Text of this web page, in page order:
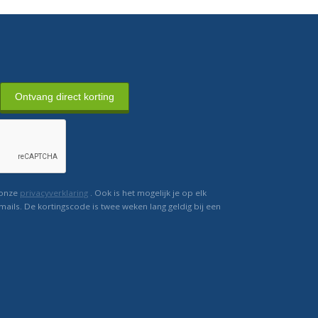
Ontvang direct korting
privacyverklaring . Ook is het mogelijk je op elk
De kortingscode is twee weken lang geldig bij een